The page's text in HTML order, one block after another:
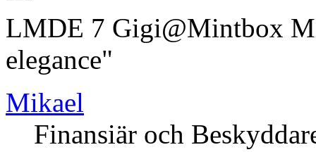
LMDE 7 Gigi@Mintbox
elegance"
Mikael
Finansiär och